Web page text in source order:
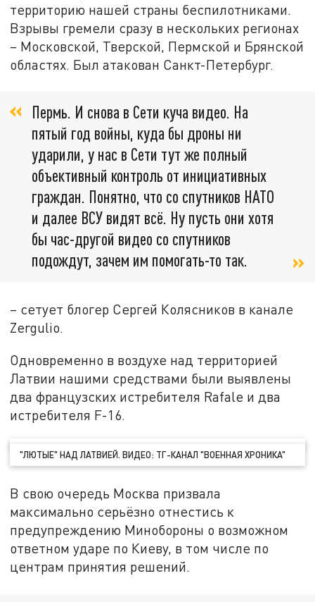
территорию нашей страны беспилотниками.
Взрывы гремели сразу в нескольких регионах
– Московской, Тверской, Пермской и Брянской
областях. Был атакован Санкт-Петербург.
Пермь. И снова в Сети куча видео. На
пятый год войны, куда бы дроны ни
ударили, у нас в Сети тут же полный
объективный контроль от инициативных
граждан. Понятно, что со спутников НАТО
и далее ВСУ видят всё. Ну пусть они хотя
бы час-другой видео со спутников
подождут, зачем им помогать-то так.
– сетует блогер Сергей Колясников в канале
Zergulio.
Одновременно в воздухе над территорией
Латвии нашими средствами были выявлены
два французских истребителя Rafale и два
истребителя F-16.
"ЛЮТЫЕ" НАД ЛАТВИЕЙ. ВИДЕО: ТГ-КАНАЛ "ВОЕННАЯ ХРОНИКА"
В свою очередь Москва призвала
максимально серьёзно отнестись к
предупреждению Минобороны о возможном
ответном ударе по Киеву, в том числе по
центрам принятия решений.